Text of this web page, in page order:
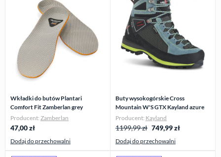
Wkładki do butów Plantari
Comfort Fit Zamberlan grey
Producent: Zamberlan
47,00zł
Dodaj do przechowalni
Buty wysokogórskie Cross
Mountain W'S GTX Kayland azure
Producent: Kayland
1199,99 zł 749,99zł
Dodaj do przechowalni